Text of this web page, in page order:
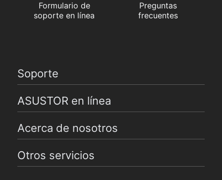
Formulario de
soporte en línea
Preguntas
frecuentes
Soporte
ASUSTOR en línea
Acerca de nosotros
Otros servicios